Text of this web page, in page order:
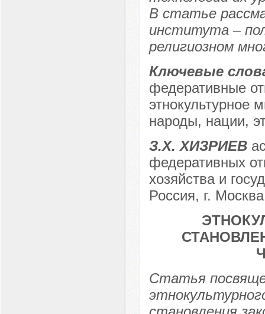
В статье
института –
религиозном
Ключевые
федеративные
этнокультурное
народы, нации,
З.Х. ХИЗРИЕВ
федеративных
хозяйства и
Россия, г. Москва
Статья